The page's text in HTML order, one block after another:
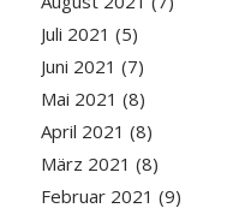
Juli 2021 (5)
Juni 2021 (7)
Mai 2021 (8)
April 2021 (8)
März 2021 (8)
Februar 2021 (9)